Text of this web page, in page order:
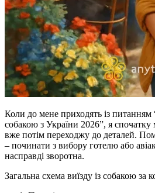
Коли до мене приходять із питанням
собакою з України 2026”, я
вже потім переходжу до деталей.
– починати з вибору готелю або
насправді зворотна.
Загальна схема виїзду із собакою за